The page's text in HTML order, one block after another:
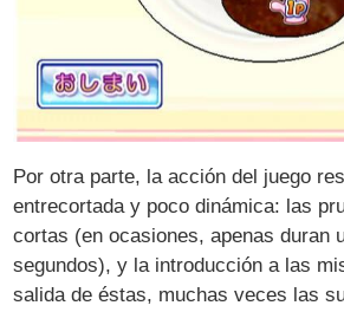
Por otra parte, la acción del juego
entrecortada y poco dinámica: las
cortas (en ocasiones, apenas duran
segundos), y la introducción a las
salida de éstas, muchas veces las